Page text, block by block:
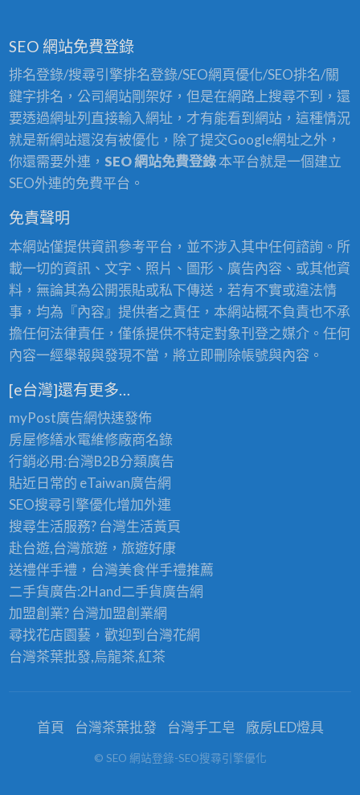
SEO 網站免費登錄
排名登錄/搜尋引擎排名登錄/SEO網頁優化/SEO排名/關
鍵字排名，公司網站剛架好，但是在網路上搜尋不到，還
要透過網址列直接輸入網址，才有能看到網站，這種情況
就是新網站還沒有被優化，除了提交Google網址之外，
你還需要外連， SEO 網站免費登錄本平台就是一個建立
SEO外連的免費平台。
免責聲明
本網站僅提供資訊參考平台，並不涉入其中任何諮詢。所
載一切的資訊、文字、照片、圖形、廣告內容、或其他資
料，無論其為公開張貼或私下傳送，若有不實或違法情
事，均為『內容』提供者之責任，本網站概不負責也不承
擔任何法律責任，僅係提供不特定對象刊登之媒介。任何
內容一經舉報與發現不當，將立即刪除帳號與內容。
[e台灣]還有更多…
myPost廣告網快速發佈
房屋修繕水電維修廠商名錄
行銷必用:台灣B2B分類廣告
貼近日常的 eTaiwan廣告網
SEO搜尋引擎優化增加外連
搜尋生活服務? 台灣生活黃頁
赴台遊,台灣旅遊，旅遊好康
送禮伴手禮，台灣美食伴手禮推薦
二手貨廣告:2Hand二手貨廣告網
加盟創業? 台灣加盟創業網
尋找花店園藝，歡迎到 台灣花網
台灣茶葉批發,烏龍茶,紅茶
首頁 台灣茶葉批發 台灣手工皂 廠房LED燈具
© SEO 網站登錄-SEO搜尋引擎優化